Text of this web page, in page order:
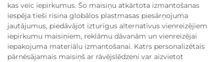
kas veic iepirkumus. Šo maisiņu atkārtota izmantošanas
iespēja tieši risina globālos plastmasas piesārņojuma
jautājumus, piedāvājot izturīgus alternatīvus vienreizējiem
iepirkumu maisiņiem, reklāmu dāvanām un vienreizējai
iepakojuma materiālu izmantošanai. Katrs personalizētais
pārnēsājamais maisiņš ar rāvējslēdzeni var aizvietot